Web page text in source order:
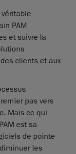
PAM
et suivre la
clients et aux
pas vers
Mais ce qui
est sa
de pointe
les